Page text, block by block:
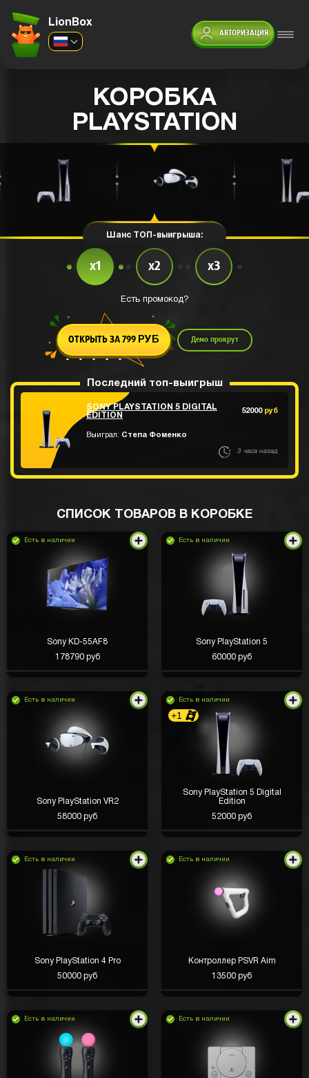
LionBox
АВТОРИЗАЦИЯ
КОРОБКА
PLAYSTATION
Шанс ТОП-выигрыша:
x1 x2 x3
Есть промокод?
ОТКРЫТЬ ЗА 799 РУБ Демо прокрут
Последний топ-выигрыш
SONY PLAYSTATION 5 DIGITAL
EDITION
52000 руб
Выиграл: Степа Фоменко
3 часа назад
СПИСОК ТОВАРОВ В КОРОБКЕ
Есть в наличии
Sony KD-55AF8
178790 руб
Есть в наличии
Sony PlayStation 5
60000 руб
Есть в наличии
Sony PlayStation VR2
58000 руб
Есть в наличии
+1
Sony PlayStation 5 Digital
Edition
52000 руб
Есть в наличии
Sony PlayStation 4 Pro
50000 руб
Есть в наличии
Контроллер PSVR Aim
13500 руб
Есть в наличии Есть в наличии